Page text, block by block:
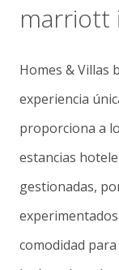
marriott
Homes &Villas
experiencia
proporciona a
estancias
gestionadas,
experimentados
comodidad para